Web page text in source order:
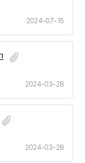
2024-07-15
2024-03-28
2024-03-28